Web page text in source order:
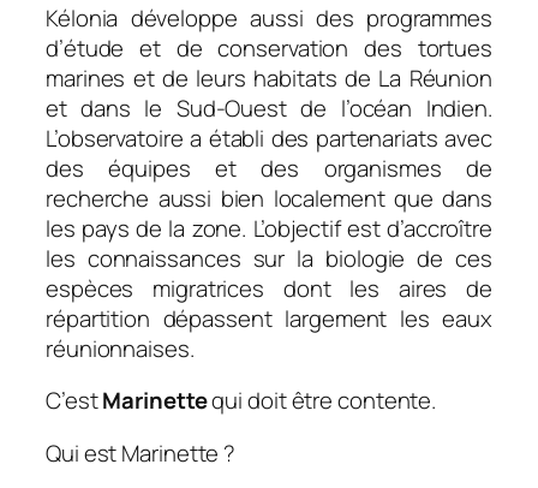
Kélonia développe aussi des programmes
d’étude et de conservation des tortues
marines et de leurs habitats de La Réunion
et dans le Sud-Ouest de l’océan Indien.
L’observatoire a établi des partenariats avec
des équipes et des organismes de
recherche aussi bien localement que dans
les pays de la zone. L’objectif est d’accroître
les connaissances sur la biologie de ces
espèces migratrices dont les aires de
répartition dépassent largement les eaux
réunionnaises.
C’estMarinettequi doit être contente.
Qui est Marinette ?